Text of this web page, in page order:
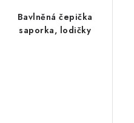
Bavlněná čepička
saporka, lodičky